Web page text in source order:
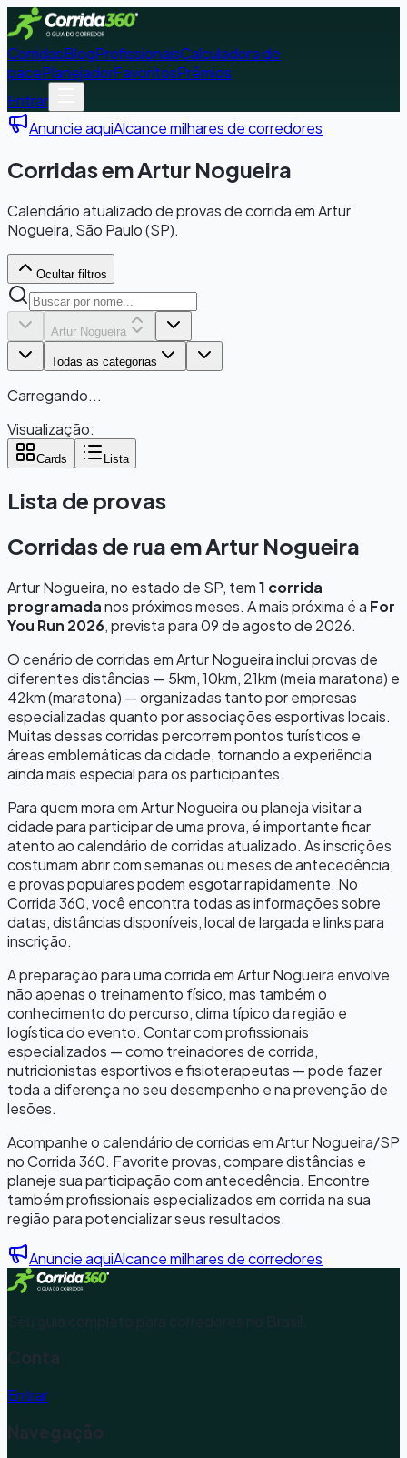
CorridasBlogProfissionaisCalculadora de
pacePlanejadorFavoritosPrêmios
Entrar
Anuncie aquiAlcance milhares de corredores
Corridas em Artur Nogueira
Calendário atualizado de provas de corrida em Artur
Nogueira, São Paulo (SP).
Ocultar filtros
Artur Nogueira
Todas as categorias
Carregando...
Visualização:
Cards Lista
Lista de provas
Corridas de rua emArtur Nogueira
Artur Nogueira, no estado de SP, tem1 corrida
programadanos próximos meses. A mais próxima é a For
You Run 2026, prevista para09 de agosto de 2026.
O cenário de corridas emArtur Nogueirainclui provas de
diferentes distâncias — 5km, 10km, 21km (meia maratona) e
42km (maratona) — organizadas tanto por empresas
especializadas quanto por associações esportivas locais.
Muitas dessas corridas percorrem pontos turísticos e
áreas emblemáticas da cidade, tornando a experiência
ainda mais especial para os participantes.
Para quem mora emArtur Nogueiraou planeja visitar a
cidade para participar de uma prova, é importante ficar
atento ao calendário de corridas atualizado. As inscrições
costumam abrir com semanas ou meses de antecedência,
e provas populares podem esgotar rapidamente. No
Corrida 360, você encontra todas as informações sobre
datas, distâncias disponíveis, local de largada e links para
inscrição.
A preparação para uma corrida emArtur Nogueira envolve
não apenas o treinamento físico, mas também o
conhecimento do percurso, clima típico da região e
logística do evento. Contar com profissionais
especializados — como treinadores de corrida,
nutricionistas esportivos e fisioterapeutas — pode fazer
toda a diferença no seu desempenho e na prevenção de
lesões.
Acompanhe o calendário de corridas emArtur Nogueira/SP
no Corrida 360. Favorite provas, compare distâncias e
planeje sua participação com antecedência. Encontre
também profissionais especializados em corrida na sua
região para potencializar seus resultados.
Anuncie aquiAlcance milhares de corredores
Seu guia completo para corredores no Brasil.
Conta
Entrar
Navegação